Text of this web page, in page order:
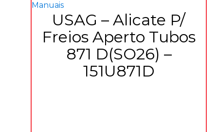
Manuais
USAG – Alicate P/
Freios Aperto Tubos
871 D(SO26) –
151U871D